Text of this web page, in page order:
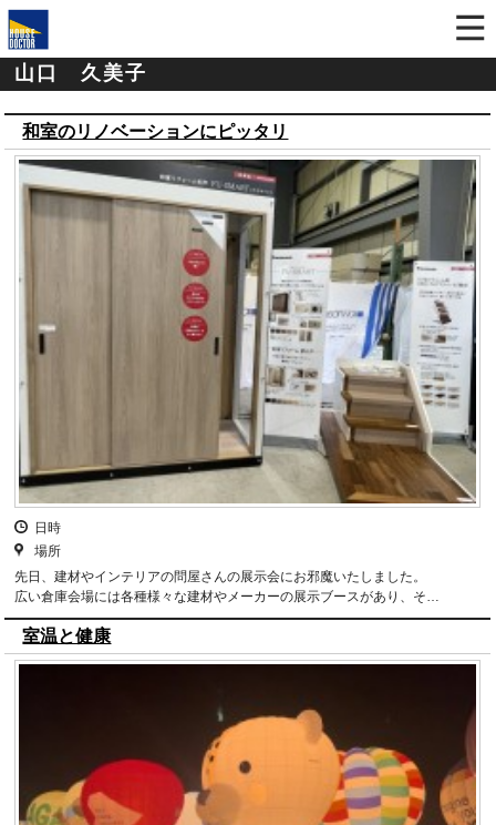
山口 久美子
和室のリノベーションにピッタリ
日時
場所
先日、建材やインテリアの問屋さんの展示会にお邪魔いたしました。
広い倉庫会場には各種様々な建材やメーカーの展示ブースがあり、そ…
室温と健康